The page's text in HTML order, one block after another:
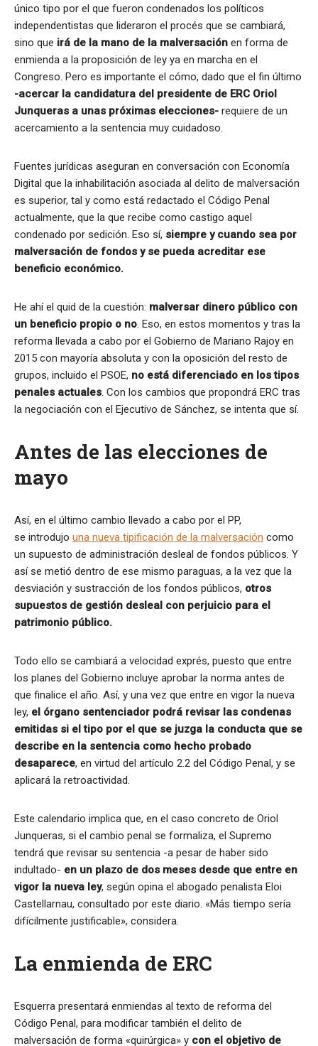
único tipo por el que fueron condenados los políticos
independentistas que lideraron el procés que se cambiará,
sino que irá de la mano de la malversación en forma de
enmienda a la proposición de ley ya en marcha en el
Congreso. Pero es importante el cómo, dado que el fin último
-acercar la candidatura del presidente de ERC Oriol
Junqueras a unas próximas elecciones- requiere de un
acercamiento a la sentencia muy cuidadoso.
Fuentes jurídicas aseguran en conversación con Economía
Digital que la inhabilitación asociada al delito de malversación
es superior, tal y como está redactado el Código Penal
actualmente, que la que recibe como castigo aquel
condenado por sedición. Eso sí, siempre y cuando sea por
malversación de fondos y se pueda acreditar ese
beneficio económico.
He ahí el quid de la cuestión: malversar dinero público con
un beneficio propio o no. Eso, en estos momentos y tras la
reforma llevada a cabo por el Gobierno de Mariano Rajoy en
2015 con mayoría absoluta y con la oposición del resto de
grupos, incluido el PSOE, no está diferenciado en los tipos
penales actuales. Con los cambios que propondrá ERC tras
la negociación con el Ejecutivo de Sánchez, se intenta que sí.
Antes de las elecciones de
mayo
Así, en el último cambio llevado a cabo por el PP,
se introdujo una nueva tipificación de la malversación como
un supuesto de administración desleal de fondos públicos. Y
así se metió dentro de ese mismo paraguas, a la vez que la
desviación y sustracción de los fondos públicos, otros
supuestos de gestión desleal con perjuicio para el
patrimonio público.
Todo ello se cambiará a velocidad exprés, puesto que entre
los planes del Gobierno incluye aprobar la norma antes de
que finalice el año. Así, y una vez que entre en vigor la nueva
ley, el órgano sentenciador podrá revisar las condenas
emitidas si el tipo por el que se juzga la conducta que se
describe en la sentencia como hecho probado
desaparece, en virtud del artículo 2.2 del Código Penal, y se
aplicará la retroactividad.
Este calendario implica que, en el caso concreto de Oriol
Junqueras, si el cambio penal se formaliza, el Supremo
tendrá que revisar su sentencia -a pesar de haber sido
indultado- en un plazo de dos meses desde que entre en
vigor la nueva ley, según opina el abogado penalista Eloi
Castellarnau, consultado por este diario. «Más tiempo sería
difícilmente justificable», considera.
La enmienda de ERC
Esquerra presentará enmiendas al texto de reforma del
Código Penal, para modificar también el delito de
malversación de forma «quirúrgica» y con el objetivo de